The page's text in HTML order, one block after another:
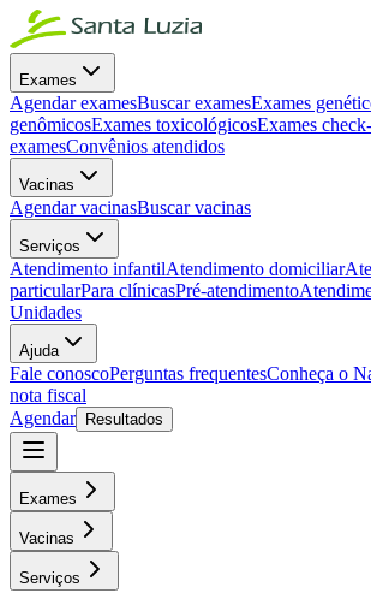
Exames
Agendar examesBuscar examesExames
genômicosExames toxicológicosExames
examesConvênios atendidos
Vacinas
Agendar vacinasBuscar vacinas
Serviços
Atendimento infantilAtendimento domiciliar
particularPara clínicasPré-atendimento
Unidades
Ajuda
Fale conoscoPerguntas frequentesConheça o
nota fiscal
Agendar
Resultados
Exames
Vacinas
Serviços